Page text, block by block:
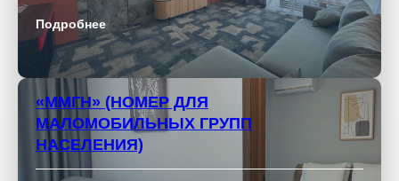
Подробнее
«ММГН» (НОМЕР ДЛЯ
МАЛОМОБИЛЬНЫХ ГРУПП
НАСЕЛЕНИЯ)